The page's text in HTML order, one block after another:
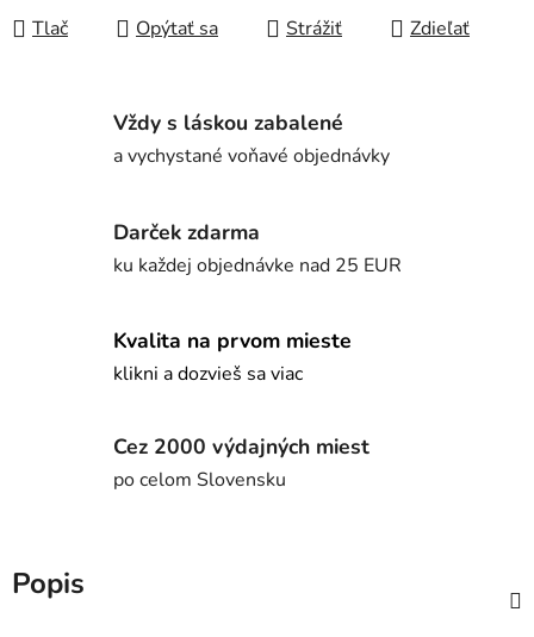
Tlač Opýtať sa Strážiť Zdieľať
Vždy s láskou zabalené
a vychystané voňavé objednávky
Darček zdarma
ku každej objednávke nad 25 EUR
Kvalita na prvom mieste
klikni a dozvieš sa viac
Cez 2000 výdajných miest
po celom Slovensku
Popis